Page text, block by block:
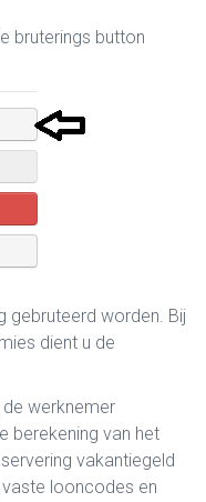
bruterings button
gebruteerd worden. Bij
dient u de
de werknemer
berekening van het
vakantiegeld
looncodes en